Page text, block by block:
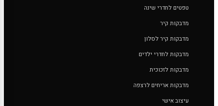
טפטים לחדרי שינה
מדבקות קיר
מדבקות קיר לסלון
מדבקות לחדרי ילדים
מדבקות לזכוכית
מדבקות אריחים לרצפה
עיצוב אישי